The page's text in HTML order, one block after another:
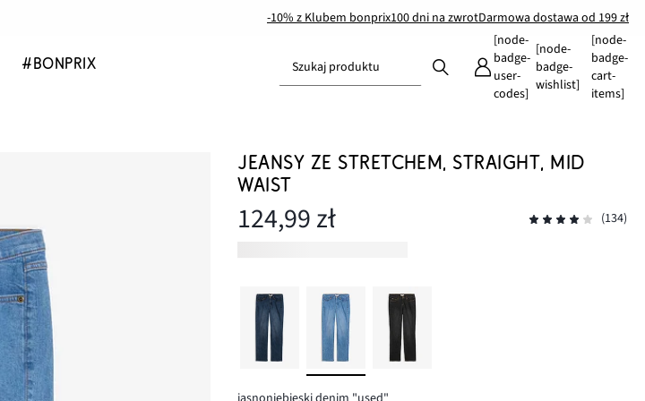
-10% z Klubem bonprix100 dni na zwrotDarmowa dostawa od 199 zł
#BONPRIX Szukaj produktu
[node-
badge-
user-
codes]
[node-
badge-
wishlist]
[node-
badge-
cart-
items]
JEANSY ZE STRETCHEM, STRAIGHT, MID
WAIST
124,99 zł (134)